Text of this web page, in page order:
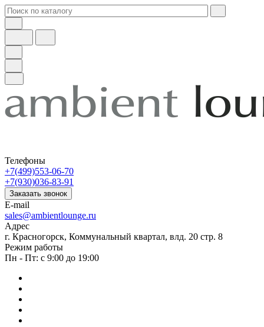
Телефоны
+7(499)553-06-70
+7(930)036-83-91
Заказать звонок
E-mail
sales@ambientlounge.ru
Адрес
г. Красногорск, Коммунальный квартал, влд. 20 стр. 8
Режим работы
Пн - Пт: с 9:00 до 19:00